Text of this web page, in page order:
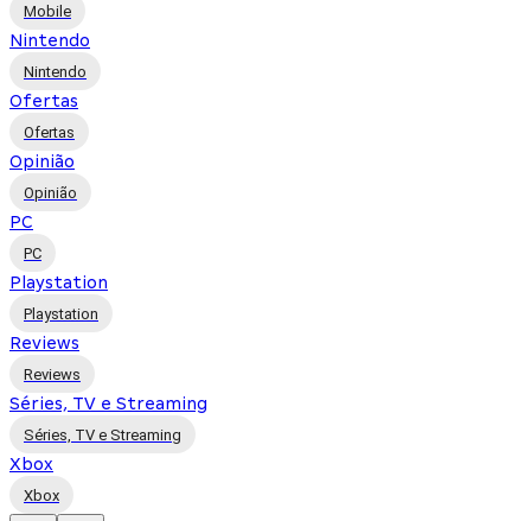
Mobile
Nintendo
Nintendo
Ofertas
Ofertas
Opinião
Opinião
PC
PC
Playstation
Playstation
Reviews
Reviews
Séries, TV e Streaming
Séries, TV e Streaming
Xbox
Xbox